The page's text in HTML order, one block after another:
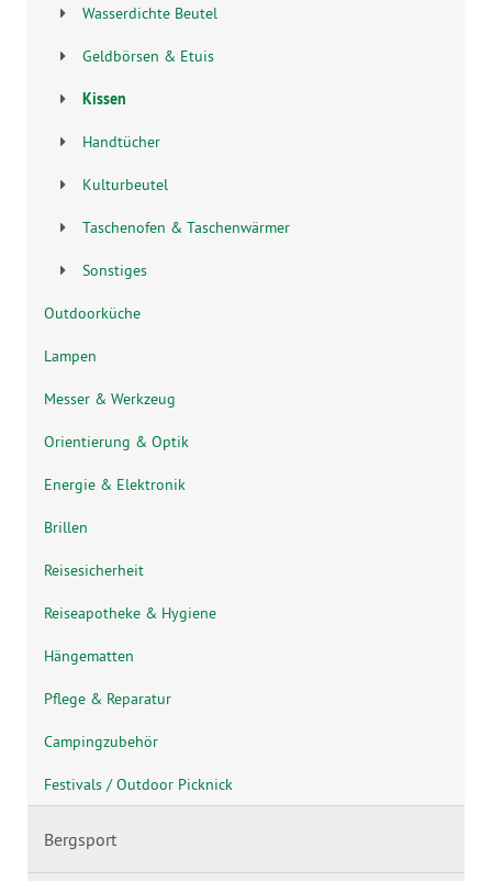
Wasserdichte Beutel
Geldbörsen & Etuis
Kissen
Handtücher
Kulturbeutel
Taschenofen & Taschenwärmer
Sonstiges
Outdoorküche
Lampen
Messer & Werkzeug
Orientierung & Optik
Energie & Elektronik
Brillen
Reisesicherheit
Reiseapotheke & Hygiene
Hängematten
Pflege & Reparatur
Campingzubehör
Festivals / Outdoor Picknick
Bergsport